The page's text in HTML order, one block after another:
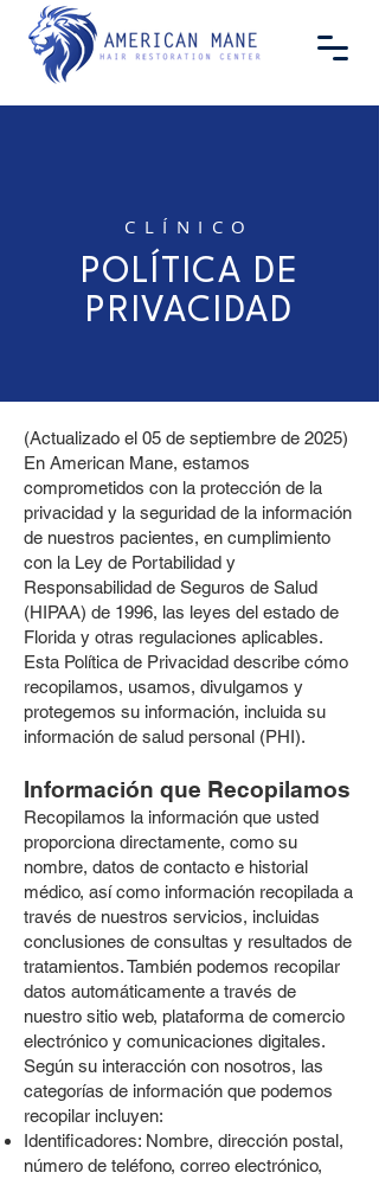
CLÍNICO
POLÍTICA DE
PRIVACIDAD
(Actualizado el 05 de septiembre de 2025)
En American Mane, estamos
comprometidos con la protección de la
privacidad y la seguridad de la información
de nuestros pacientes, en cumplimiento
con la Ley de Portabilidad y
Responsabilidad de Seguros de Salud
(HIPAA) de 1996, las leyes del estado de
Florida y otras regulaciones aplicables.
Esta Política de Privacidad describe cómo
recopilamos, usamos, divulgamos y
protegemos su información, incluida su
información de salud personal (PHI).
Información que Recopilamos
Recopilamos la información que usted
proporciona directamente, como su
nombre, datos de contacto e historial
médico, así como información recopilada a
través de nuestros servicios, incluidas
conclusiones de consultas y resultados de
tratamientos. También podemos recopilar
datos automáticamente a través de
nuestro sitio web, plataforma de comercio
electrónico y comunicaciones digitales.
Según su interacción con nosotros, las
categorías de información que podemos
recopilar incluyen:
Identificadores: Nombre, dirección postal,
número de teléfono, correo electrónico,